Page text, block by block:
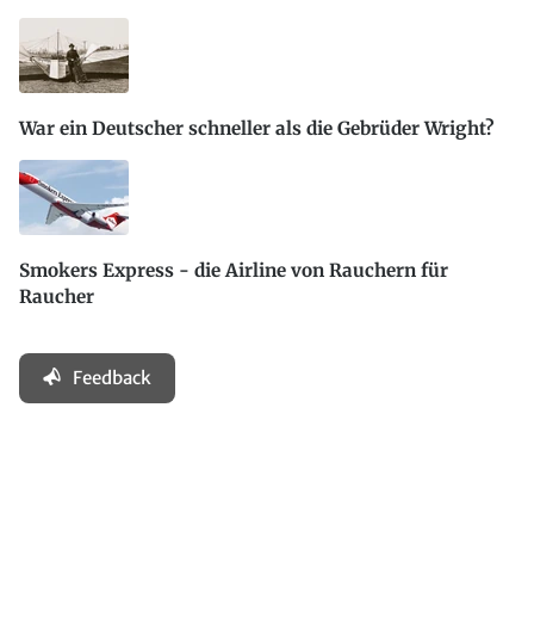
War ein Deutscher schneller als die Gebrüder Wright?
Smokers Express - die Airline von Rauchern für
Raucher
Feedback